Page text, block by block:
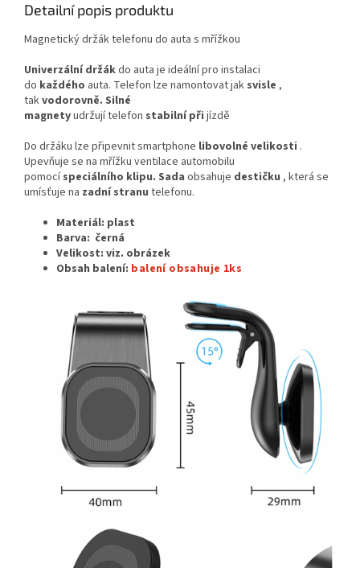
Detailní popis produktu
Magnetický držák telefonu do auta s mřížkou
Univerzální držákdo auta je ideální pro instalaci
do každého auta. Telefon lze namontovat jak svisle ,
takvodorovně. Silné
magnetyudržují telefon stabilnípři jízdě
Do držáku lze připevnit smartphone libovolné velikosti .
Upevňuje se na mřížku ventilace automobilu
pomocíspeciálního klipu. Sada obsahuje destičku , která se
umísťuje na zadní stranu telefonu.
Materiál: plast
Barva: černá
Velikost: viz. obrázek
Obsah balení: balení obsahuje 1ks